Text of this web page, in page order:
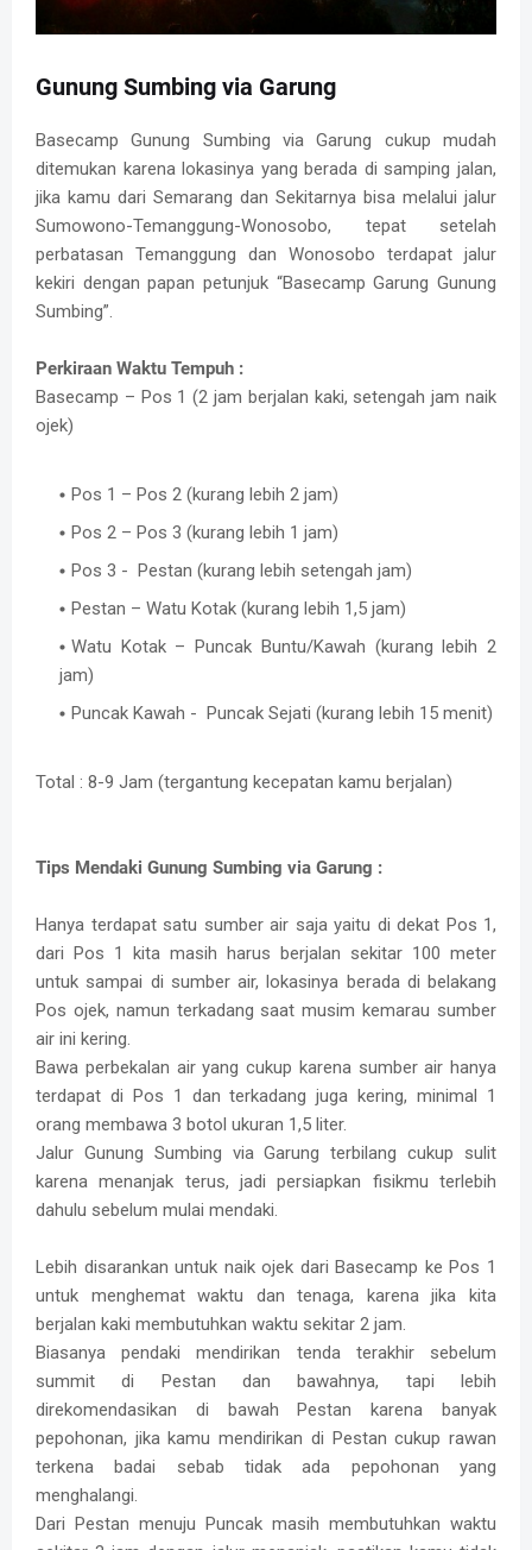
Gunung Sumbing via Garung
Basecamp Gunung Sumbing via Garung cukup mudah
ditemukan karena lokasinya yang berada di samping jalan,
jika kamu dari Semarang dan Sekitarnya bisa melalui jalur
Sumowono-Temanggung-Wonosobo, tepat setelah
perbatasan Temanggung dan Wonosobo terdapat jalur
kekiri dengan papan petunjuk “Basecamp Garung Gunung
Sumbing”.
Perkiraan Waktu Tempuh :
Basecamp – Pos 1 (2 jam berjalan kaki, setengah jam naik
ojek)
Pos 1 – Pos 2 (kurang lebih 2 jam)
Pos 2 – Pos 3 (kurang lebih 1 jam)
Pos 3 - Pestan (kurang lebih setengah jam)
Pestan – Watu Kotak (kurang lebih 1,5 jam)
Watu Kotak – Puncak Buntu/Kawah (kurang lebih 2
jam)
Puncak Kawah - Puncak Sejati (kurang lebih 15 menit)
Total : 8-9 Jam (tergantung kecepatan kamu berjalan)
Tips Mendaki Gunung Sumbing via Garung :
Hanya terdapat satu sumber air saja yaitu di dekat Pos 1,
dari Pos 1 kita masih harus berjalan sekitar 100 meter
untuk sampai di sumber air, lokasinya berada di belakang
Pos ojek, namun terkadang saat musim kemarau sumber
air ini kering.
Bawa perbekalan air yang cukup karena sumber air hanya
terdapat di Pos 1 dan terkadang juga kering, minimal 1
orang membawa 3 botol ukuran 1,5 liter.
Jalur Gunung Sumbing via Garung terbilang cukup sulit
karena menanjak terus, jadi persiapkan fisikmu terlebih
dahulu sebelum mulai mendaki.
Lebih disarankan untuk naik ojek dari Basecamp ke Pos 1
untuk menghemat waktu dan tenaga, karena jika kita
berjalan kaki membutuhkan waktu sekitar 2 jam.
Biasanya pendaki mendirikan tenda terakhir sebelum
summit di Pestan dan bawahnya, tapi lebih
direkomendasikan di bawah Pestan karena banyak
pepohonan, jika kamu mendirikan di Pestan cukup rawan
terkena badai sebab tidak ada pepohonan yang
menghalangi.
Dari Pestan menuju Puncak masih membutuhkan waktu